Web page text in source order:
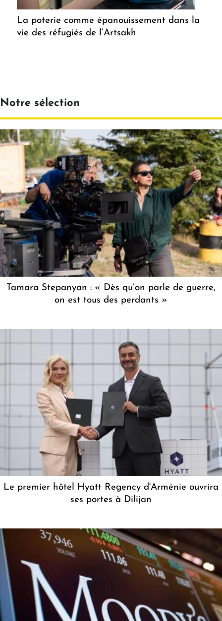
La poterie comme épanouissement dans la
vie des réfugiés de l’Artsakh
Notre sélection
Tamara Stepanyan : « Dès qu’on parle de guerre,
on est tous des perdants »
Le premier hôtel Hyatt Regency d'Arménie ouvrira
ses portes à Dilijan